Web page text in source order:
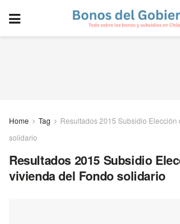
Home Tag
Resultados 2015 Subsidio Elección
solidario
Resultados 2015 Subsidio
vivienda del Fondo solidario